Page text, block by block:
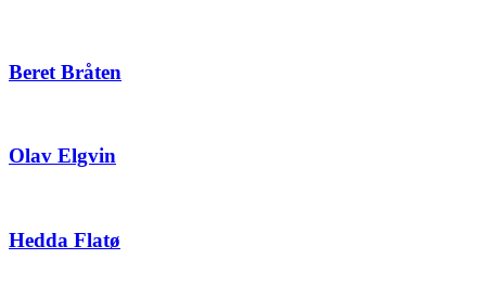
Beret Bråten
Olav Elgvin
Hedda Flatø